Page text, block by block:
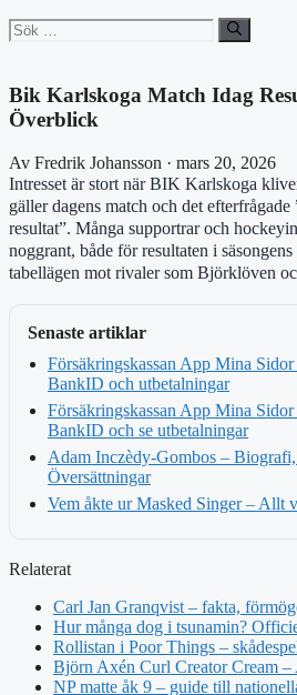
Sök
efter:
Bik Karlskoga Match Idag
Överblick
Av Fredrik Johansson · mars 20, 2026
Intresset är stort när BIK Karlskoga
gäller dagens match och det
resultat”. Många supportrar och
noggrant, både för resultaten i
tabellägen mot rivaler som Björklöven
Senaste artiklar
Försäkringskassan App Mina
BankID och utbetalningar
Försäkringskassan App Mina
BankID och se utbetalningar
Adam Inczèdy-Gombos –
Översättningar
Vem åkte ur Masked Singer – Allt
Relaterat
Carl Jan Granqvist – fakta,
Hur många dog i tsunamin?
Rollistan i Poor Things –
Björn Axén Curl Creator Cream –
NP matte åk 9 – guide till